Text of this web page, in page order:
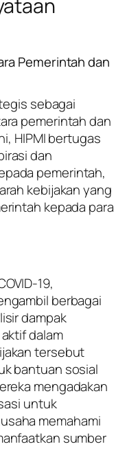
Pemerintah dan
sebagai
pemerintah dan
HIPMI bertugas
dan
pemerintah,
kebijakan yang
kepada para
19,
berbagai
dampak
dalam
tersebut
bantuan sosial
mengadakan
untuk
memahami
sumber